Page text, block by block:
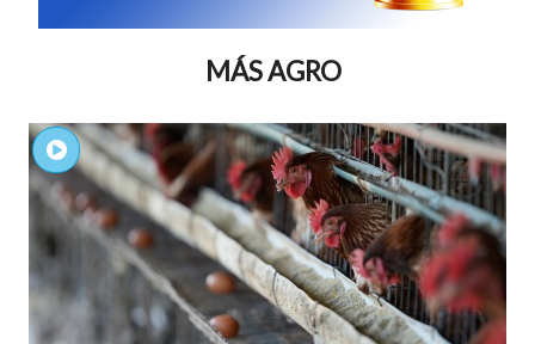
MÁS AGRO